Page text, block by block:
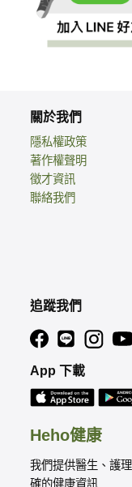
Heho健康
我們提供醫生、護
確的健康資訊
關於我們
隱私權政策
著作權聲明
徵才資訊
聯絡我們
追蹤我們
App 下載